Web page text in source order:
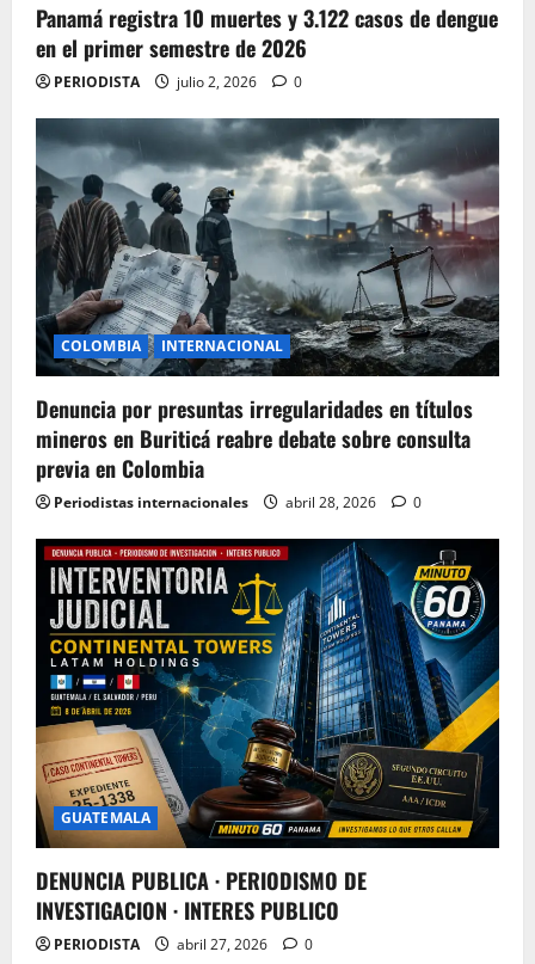
Panamá registra 10 muertes y 3.122 casos de dengue
en el primer semestre de 2026
PERIODISTA julio 2, 2026 0
COLOMBIA INTERNACIONAL
Denuncia por presuntas irregularidades en títulos
mineros en Buriticá reabre debate sobre consulta
previa en Colombia
Periodistas internacionales abril 28, 2026 0
GUATEMALA
DENUNCIA PUBLICA · PERIODISMO DE
INVESTIGACION · INTERES PUBLICO
PERIODISTA abril 27, 2026 0